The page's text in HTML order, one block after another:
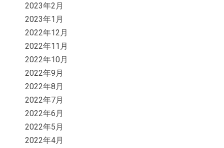
2023年2月
2023年1月
2022年12月
2022年11月
2022年10月
2022年9月
2022年8月
2022年7月
2022年6月
2022年5月
2022年4月